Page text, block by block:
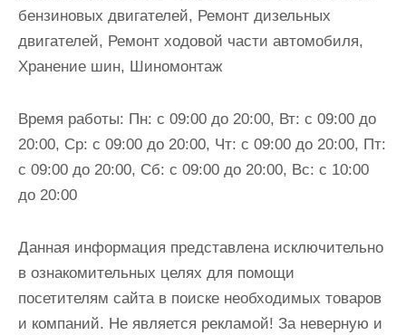
бензиновых двигателей, Ремонт дизельных
двигателей, Ремонт ходовой части автомобиля,
Хранение шин, Шиномонтаж
Время работы: Пн: с 09:00 до 20:00, Вт: с 09:00 до
20:00, Ср: с 09:00 до 20:00, Чт: с 09:00 до 20:00, Пт:
с 09:00 до 20:00, Сб: с 09:00 до 20:00, Вс: с 10:00
до 20:00
Данная информация представлена исключительно
в ознакомительных целях для помощи
посетителям сайта в поиске необходимых товаров
и компаний. Не является рекламой! За неверную и